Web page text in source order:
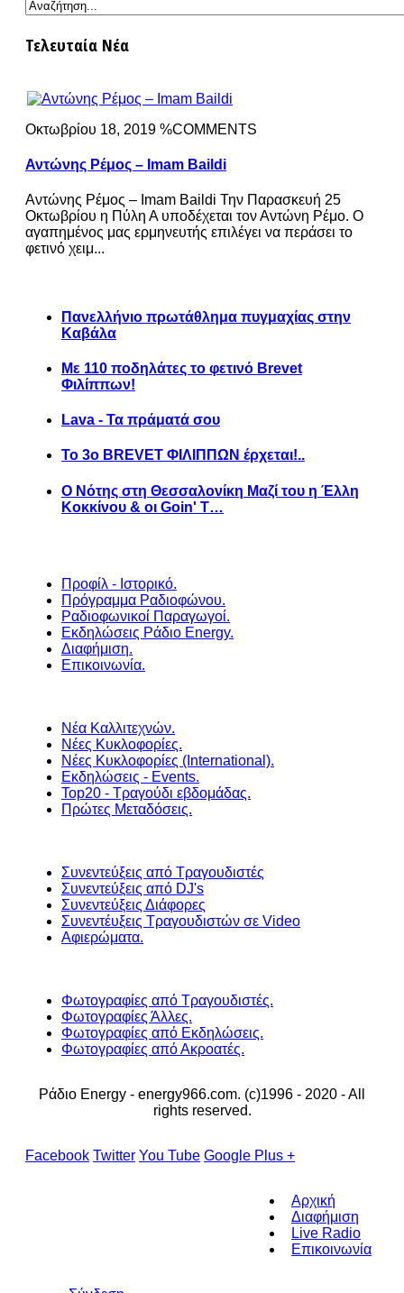
Τελευταία Νέα
Οκτωβρίου 18, 2019 %COMMENTS
Αντώνης Ρέμος – Imam Baildi
Αντώνης Ρέμος – Imam Baildi Την Παρασκευή 25
Οκτωβρίου η Πύλη Α υποδέχεται τον Αντώνη Ρέμο. Ο
αγαπημένος μας ερμηνευτής επιλέγει να περάσει το
φετινό χειμ...
Πανελλήνιο πρωτάθλημα πυγμαχίας στην
Καβάλα
Με 110 ποδηλάτες το φετινό Brevet
Φιλίππων!
Lava - Τα πράματά σου
Το 3ο BREVET ΦΙΛΙΠΠΩΝ έρχεται!..
Ο Νότης στη Θεσσαλονίκη Μαζί του η Έλλη
Κοκκίνου & οι Goin' T…
Προφίλ - Ιστορικό.
Πρόγραμμα Ραδιοφώνου.
Ραδιοφωνικοί Παραγωγοί.
Εκδηλώσεις Ράδιο Energy.
Διαφήμιση.
Επικοινωνία.
Νέα Καλλιτεχνών.
Νέες Κυκλοφορίες.
Νέες Κυκλοφορίες (International).
Εκδηλώσεις - Events.
Top20 - Τραγούδι εβδομάδας.
Πρώτες Μεταδόσεις.
Συνεντεύξεις από Τραγουδιστές
Συνεντεύξεις από DJ's
Συνεντεύξεις Διάφορες
Συνεντέυξεις Τραγουδιστών σε Video
Αφιερώματα.
Φωτογραφίες από Τραγουδιστές.
Φωτογραφίες Άλλες.
Φωτογραφίες από Εκδηλώσεις.
Φωτογραφίες από Ακροατές.
Ράδιο Energy - energy966.com. (c)1996 - 2020 - All
rights reserved.
Facebook Twitter You Tube Google Plus +
Αρχική
Διαφήμιση
Live Radio
Επικοινωνία